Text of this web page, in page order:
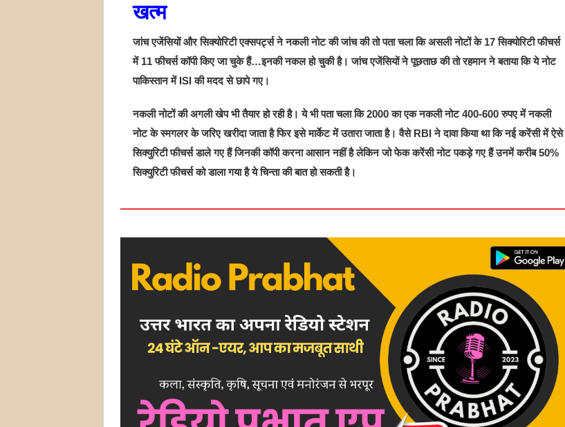
खत्म
जांच एजेंसियों और सिक्योरिटी एक्सपर्ट्स ने नकली नोट की जांच की तो पता चला कि असली नोटों के 17 सिक्योरिटी फीचर्स
में 11 फीचर्स कॉपी किए जा चुके हैं…इनकी नकल हो चुकी है। जांच एजेंसियों ने पूछताछ की तो रहमान ने बताया कि ये नोट
पाकिस्तान में ISI की मदद से छापे गए।
नकली नोटों की अगली खेप भी तैयार हो रही है। ये भी पता चला कि 2000 का एक नकली नोट 400-600 रुपए में नकली
नोट के स्मगलर के जरिए खरीदा जाता है फिर इसे मार्केट में उतारा जाता है। वैसे RBI ने दावा किया था कि नई करेंसी में ऐसे
सिक्युरिटी फीचर्स डाले गए हैं जिनकी कॉपी करना आसान नहीं है लेकिन जो फेक करेंसी नोट पकड़े गए हैं उनमें करीब 50%
सिक्युरिटी फीचर्स को डाला गया है ये चिन्ता की बात हो सकती है।